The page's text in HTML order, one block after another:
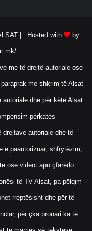
| Hosted with by
me të drejtë autoriale ose
me shkrim të Alsat
dhe për këtë Alsat
përkatës
autoriale dhe të
e paautorizuar, shfrytëzim,
ose videot apo çfarëdo
të TV Alsat, pa pëlqim
rreptësisht dhe për të
për çka pronari ka të